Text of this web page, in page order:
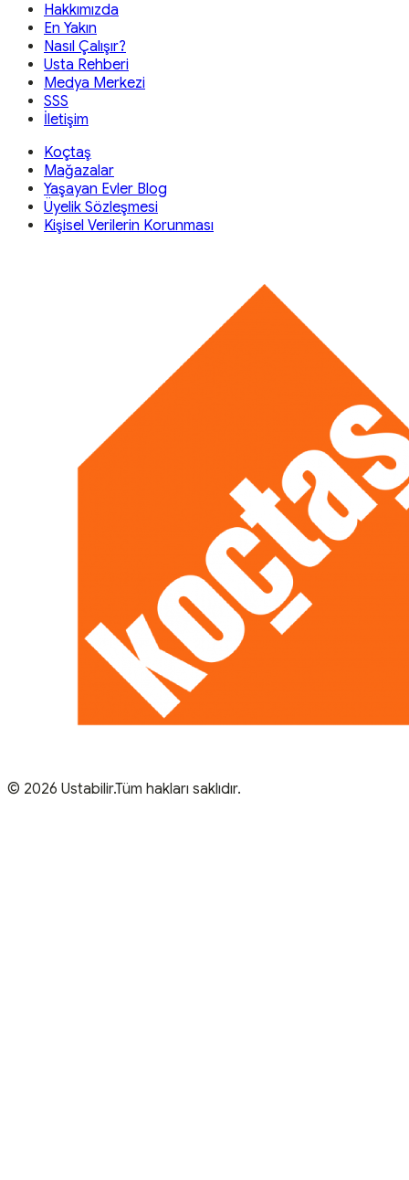
Hakkımızda
En Yakın
Nasıl Çalışır?
Usta Rehberi
Medya Merkezi
SSS
İletişim
Koçtaş
Mağazalar
Yaşayan Evler Blog
Üyelik Sözleşmesi
Kişisel Verilerin Korunması
© 2026 Ustabilir.Tüm hakları saklıdır.